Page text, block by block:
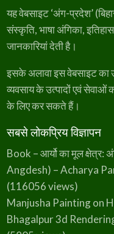
यह वेबसाइट ‘अंग-प्रदेश’
संस्कृति, भाषा अंगिका,
जानकारियां देती है।
इसके अलावा इस वेबसाइट का
व्यवसाय के उत्पादों एवं सेवाओं
के लिए कर सकते हैं।
सबसे लोकप्रिय विज्ञापन
Book – आर्यो का मूल
Angdesh) – Acharya
(116056 views)
Manjusha Painting on
Bhagalpur 3d